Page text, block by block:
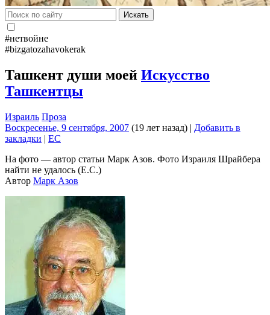
Искать
#нетвойне
#bizgatozahavokerak
Ташкент души моей Искусство
Ташкентцы
Израиль Проза
Воскресенье, 9 сентября, 2007 (19 лет назад) | Добавить в
закладки | EC
На фото — автор статьи Марк Азов. Фото Израиля Шрайбера
найти не удалось (Е.С.)
Автор Марк Азов